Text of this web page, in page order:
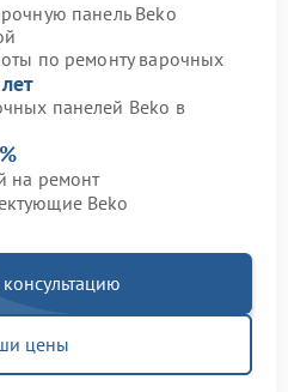
панель Beko
по ремонту варочных
панелей Beko в
на ремонт
Beko
цены